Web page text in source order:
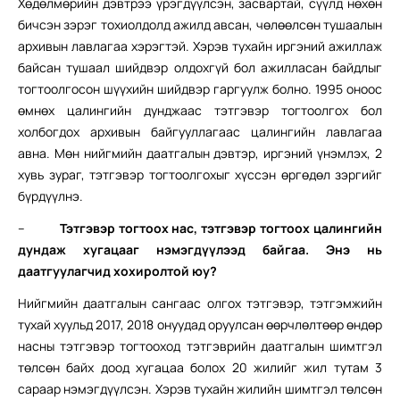
Хөдөлмөрийн дэвтрээ үрэгдүүлсэн, засвартай, сүүлд нөхөн
бичсэн зэрэг тохиолдолд ажилд авсан, чөлөөлсөн тушаалын
архивын лавлагаа хэрэгтэй. Хэрэв тухайн иргэний ажиллаж
байсан тушаал шийдвэр олдохгүй бол ажилласан байдлыг
тогтоолгосон шүүхийн шийдвэр гаргуулж болно. 1995 оноос
өмнөх цалингийн дунджаас тэтгэвэр тогтоолгох бол
холбогдох архивын байгууллагаас цалингийн лавлагаа
авна. Мөн нийгмийн даатгалын дэвтэр, иргэний үнэмлэх, 2
хувь зураг, тэтгэвэр тогтоолгохыг хүссэн өргөдөл зэргийг
бүрдүүлнэ.
– Тэтгэвэр тогтоох нас, тэтгэвэр тогтоох цалингийн
дундаж хугацааг нэмэгдүүлээд байгаа. Энэ нь
даатгуулагчид хохиролтой юу?
Нийгмийн даатгалын сангаас олгох тэтгэвэр, тэтгэмжийн
тухай хуульд 2017, 2018 онуудад оруулсан өөрчлөлтөөр өндөр
насны тэтгэвэр тогтооход тэтгэврийн даатгалын шимтгэл
төлсөн байх доод хугацаа болох 20 жилийг жил тутам 3
сараар нэмэгдүүлсэн. Хэрэв тухайн жилийн шимтгэл төлсөн